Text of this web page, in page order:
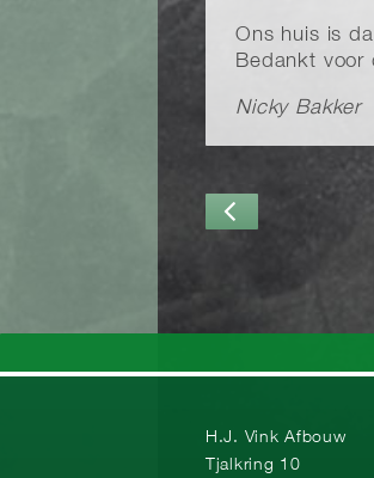
Ons huis is
Bedankt voor
Nicky Bakker
H.J. Vink Afbouw
Tjalkring 10